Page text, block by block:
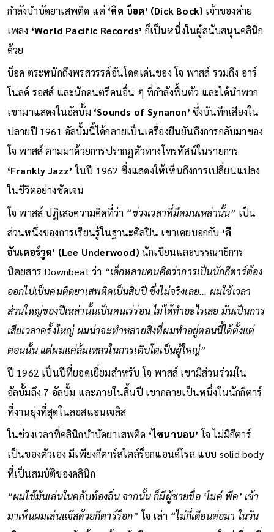
สำหรับ โจ เขาไม่เพียงได้อยู่ท่ามกลางนักดนตรีแจ๊สคนอื่น ๆ ที่
กำลังบำบัดยาเสพติด แต่‘ดิค บ็อค’ (Dick Bock)เจ้าของค่าย
เพลง
ด้วย
บ็อค ตระหนักถึงพรสวรรค์อันโดดเด่นของ โจ พาสส์ รวมถึง อาร์
โนลด์ รอสส์ และนักดนตรีคนอื่น ๆ ที่กำลังฟื้นตัว และได้นำพวก
เขามาแสดงในอัลบั้ม‘Sounds of Synanon’ซึ่งบันทึกเสียงใน
ปลายปี 1961 อัลบั้มนี้ได้กลายเป็นเครื่องยืนยันถึงการกลับมาของ
โจ พาสส์ ตามมาด้วยการปรากฏตัวทางโทรทัศน์ในรายการ
‘Frankly Jazz’ในปี 1962 ซึ่งแสดงให้เห็นถึงการเปลี่ยนแปลง
ในชีวิตอย่างชัดเจน
โจ พาสส์ ปฏิเสธความคิดที่ว่า“ช่วงเวลาที่มืดมนเหล่านั้น”
ส่วนหนึ่งของการเรียนรู้ในฐานะศิลปิน เขาเคยบอกกับ‘ลี
อันเดอร์วูด’ (Lee Underwood)นักเขียนและบรรณาธิการ
นิตยสาร Downbeat ว่า“เด็กหลายคนคิดว่าการเป็นนักกีตาร์ต้อง
ออกไปเป็นคนติดยาเสพติดเป็นสิบปี ซึ่งไม่จริงเลย... ผมใช้เวลา
ส่วนใหญ่ของปีเหล่านั้นเป็นคนเร่ร่อน ไม่ได้ทำอะไรเลย มันเป็นการ
เสียเวลาครั้งใหญ่ ผมน่าจะทำหลายสิ่งที่ผมทำอยู่ตอนนี้ได้ตั้งแต่
ตอนนั้น แต่ผมแค่ล้มเหลวในการเติบโตเป็นผู้ใหญ่”
ปี 1962 เป็นปีที่ยอดเยี่ยมสำหรับ โจ พาสส์ เขามีส่วนร่วมใน
อัลบั้มถึง 7 อัลบั้ม และภายในสิ้นปี เขากลายเป็นหนึ่งในนักกีตาร์
ที่งานยุ่งที่สุดในลอสแอนเจลิส
ในช่วงเวลาที่คลินิกบำบัดยาเสพติด‘ไซนานอน’โจ ไม่มีกีตาร์
เป็นของตัวเอง มีเพียงกีตาร์สไตล์ร็อกแอนด์โรล แบบ solid body
ที่เป็นสมบัติของคลินิก
“ผมใช้มันเล่นในคลับท้องถิ่น จากนั้น ก็มีผู้ชายชื่อ ‘ไมค์ พีค’ เข้า